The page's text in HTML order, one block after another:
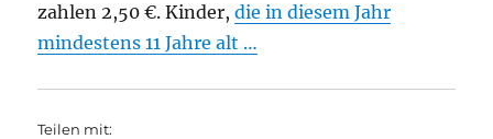
zahlen 2,50 €. Kinder,die in diesem Jahr
mindestens 11 Jahre alt …
Teilen mit: